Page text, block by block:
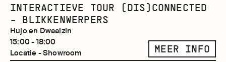
INTERACTIEVE TOUR (DIS)CONNECTED
- BLIKKENWERPERS
Hujo en Dwaalzin
15:00 - 18:00
Locatie - Showroom
MEER INFO